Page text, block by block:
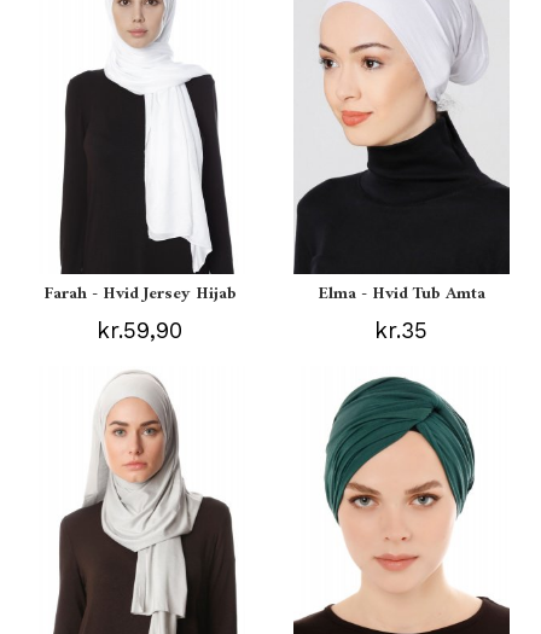
Farah - Hvid Jersey Hijab
kr.59,90
Elma - Hvid Tub Amta
kr.35